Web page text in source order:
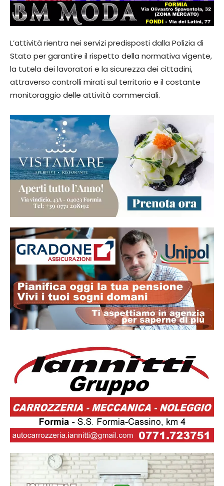
L’attività rientra nei servizi predisposti dalla Polizia di
Stato per garantire il rispetto della normativa vigente,
la tutela dei lavoratori e la sicurezza dei cittadini,
attraverso controlli mirati sul territorio e il costante
monitoraggio delle attività commerciali.